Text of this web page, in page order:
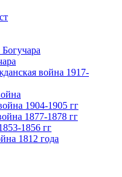
война 1917-
1904-1905 гг
1877-1878 гг
1856 гг
1812 года